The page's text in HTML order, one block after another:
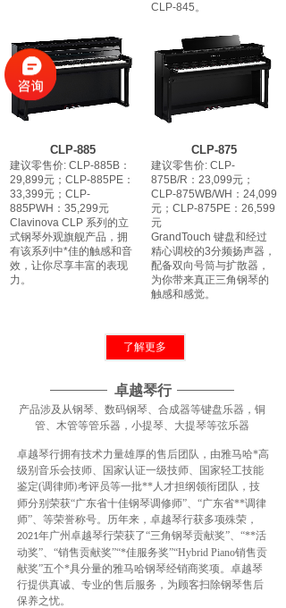
CLP-845。
CLP-885
建议零售价: CLP-885B：
29,899元；CLP-885PE：
33,399元；CLP-
885PWH：35,299元
Clavinova CLP 系列的立
式钢琴外观旗舰产品，拥
有该系列中*佳的触感和音
效，让你尽享丰富的表现
力。
CLP-875
建议零售价: CLP-
875B/R：23,099元；
CLP-875WB/WH：24,099
元；CLP-875PE：26,599
元
GrandTouch 键盘和经过
精心调校的3分频扬声器，
配备双向号筒与扩散器，
为你带来真正三角钢琴的
触感和感觉。
了解更多
产品涉及从钢琴、数码钢琴、合成器等键盘乐器，铜
管、木管等管乐器，小提琴、大提琴等弦乐器
卓越琴行
卓越琴行拥有技术力量雄厚的售后团队，由雅马哈*高
级别音乐会技师、国家认证一级技师、国家轻工技能
鉴定(调律师)考评员等一批**人才担纲领衔团队，技
师分别荣获“广东省十佳钢琴调修师”、“广东省**调律
师”、等荣誉称号。历年来，卓越琴行获多项殊荣，
2021年广州卓越琴行荣获了“三角钢琴贡献奖”、“**活
动奖”、“销售贡献奖”“*佳服务奖”“Hybrid Piano销售贡
献奖”五个*具分量的雅马哈钢琴经销商奖项。卓越琴
行提供真诚、专业的售后服务，为顾客扫除钢琴售后
保养之忧。